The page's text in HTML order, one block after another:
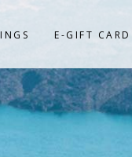
E-GIFT CARD